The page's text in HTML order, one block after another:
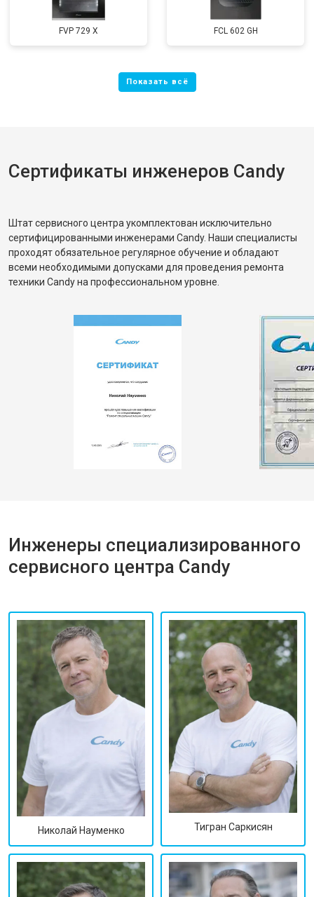
FVP 729 X FCL 602 GH
Сертификаты инженеров Candy
Штат сервисного центра укомплектован исключительно
сертифицированными инженерами Candy. Наши специалисты
проходят обязательное регулярное обучение и обладают
всеми необходимыми допусками для проведения ремонта
техники Candy на профессиональном уровне.
Инженеры специализированного
сервисного центра Candy
Николай Науменко Тигран Саркисян